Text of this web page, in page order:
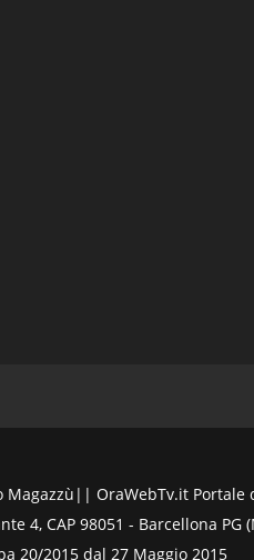
OraWebTv.it
4, CAP 98051 - Barcellona
20/2015 dal 27 Maggio 2015